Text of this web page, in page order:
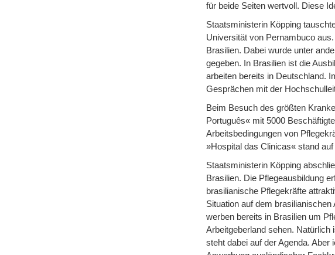
für beide Seiten wertvoll. Diese
Staatsministerin Köpping
Universität von Pernambuco
Brasilien. Dabei wurde unter
gegeben. In Brasilien ist die
arbeiten bereits in Deutschland.
Gesprächen mit der
Beim Besuch des größten
Português« mit 5000
Arbeitsbedingungen von
»Hospital das Clinicas« stand
Staatsministerin Köpping
Brasilien. Die Pflegeausbildung
brasilianische Pflegekräfte
Situation auf dem
werben bereits in Brasilien um
Arbeitgeberland sehen. Natürlich
steht dabei auf der Agenda.